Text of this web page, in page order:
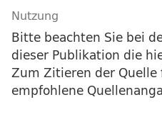
Nutzung
Bitte beachten Sie bei
dieser Publikation die
Zum Zitieren der
empfohlene